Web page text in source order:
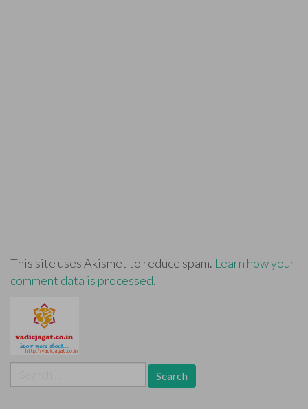
This site uses Akismet to reduce spam. Learn how your
comment data is processed.
for: